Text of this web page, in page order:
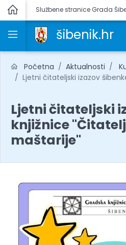
Službene stranice Grada
šibenik.hr
Početna Aktualnosti
Ljetni čitateljski izazov
Ljetni čitateljski
knjižnice
maštarije"